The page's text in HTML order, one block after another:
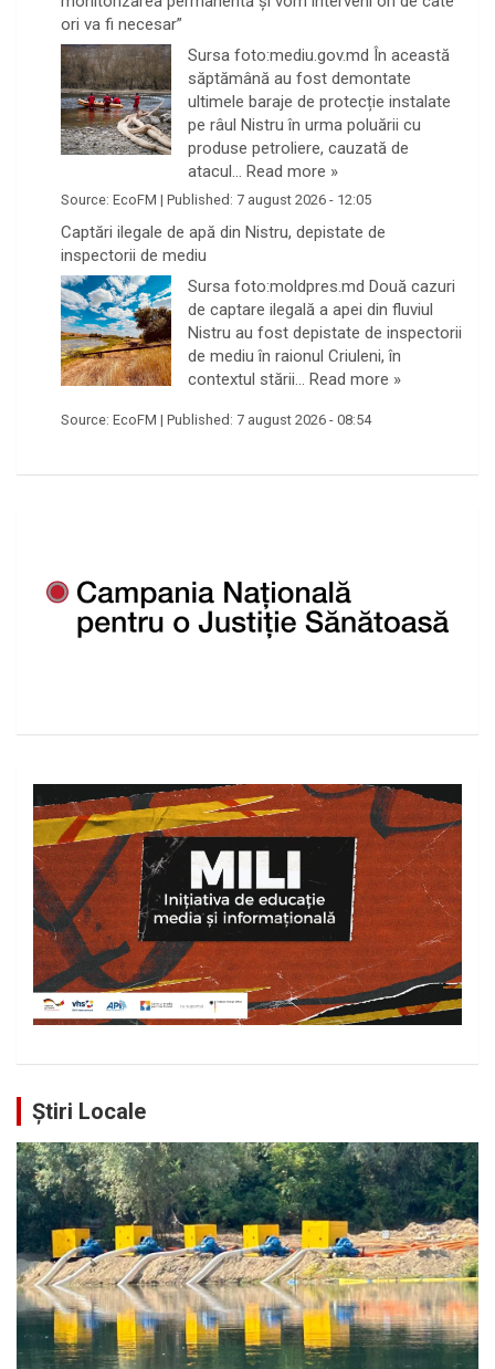
ori va fi necesar”
Sursa foto:mediu.gov.md În această
săptămână au fost demontate
ultimele baraje de protecție instalate
pe râul Nistru în urma poluării cu
produse petroliere, cauzată de
atacul… Read more »
Source: EcoFM | Published: 7 august 2026 - 12:05
Captări ilegale de apă din Nistru, depistate de
inspectorii de mediu
Sursa foto:moldpres.md Două cazuri
de captare ilegală a apei din fluviul
Nistru au fost depistate de inspectorii
de mediu în raionul Criuleni, în
contextul stării… Read more »
Source: EcoFM | Published: 7 august 2026 - 08:54
Știri Locale